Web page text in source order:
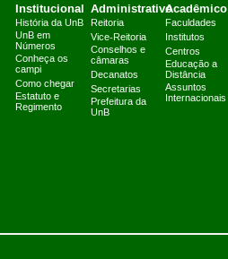
Institucional
História da UnB
UnB em
Números
Conheça os
campi
Como chegar
Estatuto e
Regimento
Administrativo
Reitoria
Vice-Reitoria
Conselhos e
câmaras
Decanatos
Secretarias
Prefeitura da
UnB
Acadêmico
Faculdades
Institutos
Centros
Educação a
Distância
Assuntos
Internacionais